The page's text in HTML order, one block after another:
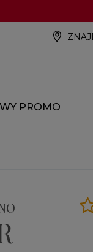
PROMO